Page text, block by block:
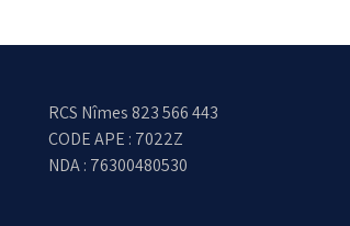
RCS Nîmes 823 566 443
CODE APE : 7022Z
NDA : 76300480530